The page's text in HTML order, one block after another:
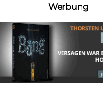
Werbung